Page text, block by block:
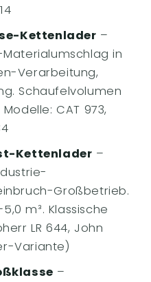
Kettenlader –
in
Verarbeitung,
Schaufelvolumen
CAT 973,
Kettenlader –
Großbetrieb.
m³. Klassische
LR 644, John
Variante)
–